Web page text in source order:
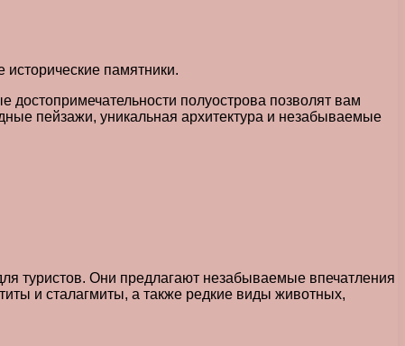
памятники.
полуострова позволят вам
пейзажи, уникальная архитектура и незабываемые
туристов. Они предлагают незабываемые впечатления
и сталагмиты, а также редкие виды животных,